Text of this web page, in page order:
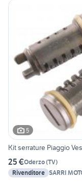
5
Kit serrature Piaggio
25 €Oderzo(TV)
Rivenditore SARRI